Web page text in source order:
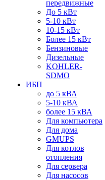
передвижные
До 5 кВт
5-10 кВт
10-15 кВт
Более 15 кВт
Бензиновые
Дизельные
KOHLER-
SDMO
ИБП
до 5 кВА
5-10 кВА
более 15 кВА
Для компьютера
Для дома
GMUPS
Для котлов
отопления
Для сервера
Для насосов